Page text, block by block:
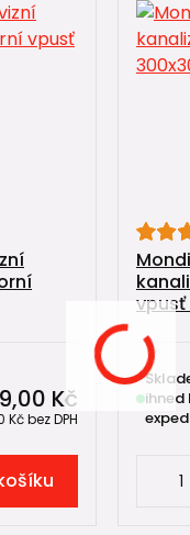
Kč
Kčbez DPH
vpusť
ihned